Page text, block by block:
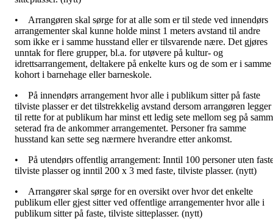
•
Arrangøren skal sørge for at alle som er til stede ved innendørs
arrangementer skal kunne holde minst 1 meters avstand til andre
som ikke er i samme husstand eller er tilsvarende nære. Det gjøres
unntak for flere grupper, bl.a. for utøvere på kultur- og
idrettsarrangement, deltakere på enkelte kurs og de som er i samme
kohort i barnehage eller barneskole.
•
På innendørs arrangement hvor alle i publikum sitter på faste
tilviste plasser er det tilstrekkelig avstand dersom arrangøren legger
til rette for at publikum har minst ett ledig sete mellom seg på
seterad fra de ankommer arrangementet. Personer fra samme
husstand kan sette seg nærmere hverandre etter ankomst.
•
På utendørs offentlig arrangement: Inntil 100 personer uten
tilviste plasser og inntil 200 x 3 med faste, tilviste plasser. (nytt)
•
Arrangører skal sørge for en oversikt over hvor det enkelte
publikum eller gjest sitter ved offentlige arrangementer hvor alle i
publikum sitter på faste, tilviste sitteplasser. (nytt)